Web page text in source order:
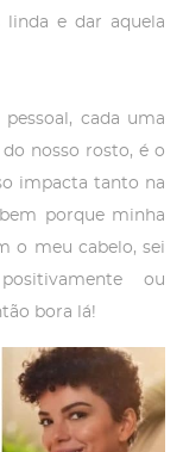
e dar aquela
cada uma
nosso rosto, é o
impacta tanto na
porque minha
o meu cabelo, sei
ou
bora lá!